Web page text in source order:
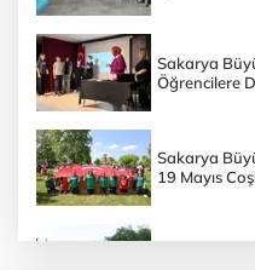
Sakarya
Öğrencilere
Sakarya
19 Mayıs